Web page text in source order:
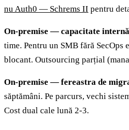
nu Auth0 — Schrems II pentru
On-premise — capacitate
time. Pentru un SMB fără SecOps
blocant. Outsourcing parțial
On-premise — fereastra de
săptămâni. Pe parcurs, vechi
Cost dual cale lună 2-3.